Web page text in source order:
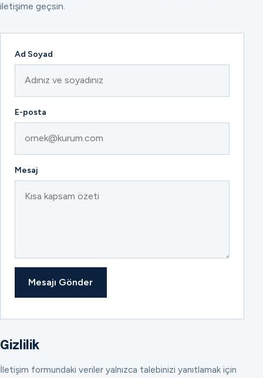
iletişime geçsin.
Ad Soyad
E-posta
Mesaj
Mesajı Gönder
Gizlilik
İletişim formundaki veriler yalnızca talebinizi yanıtlamak için